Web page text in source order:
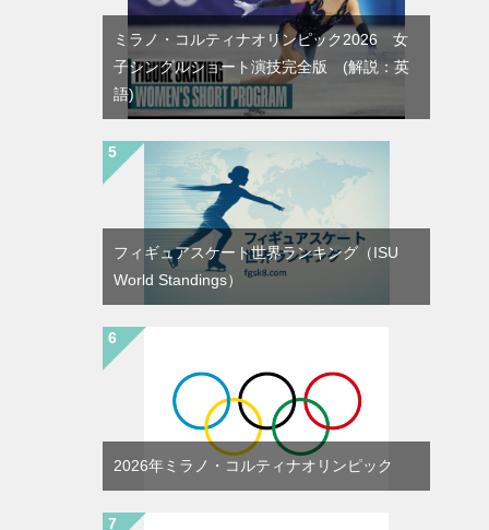
ミラノ・コルティナオリンピック2026 女
子シングルショート演技完全版 (解説：英
語)
フィギュアスケート世界ランキング（ISU
World Standings）
2026年ミラノ・コルティナオリンピック